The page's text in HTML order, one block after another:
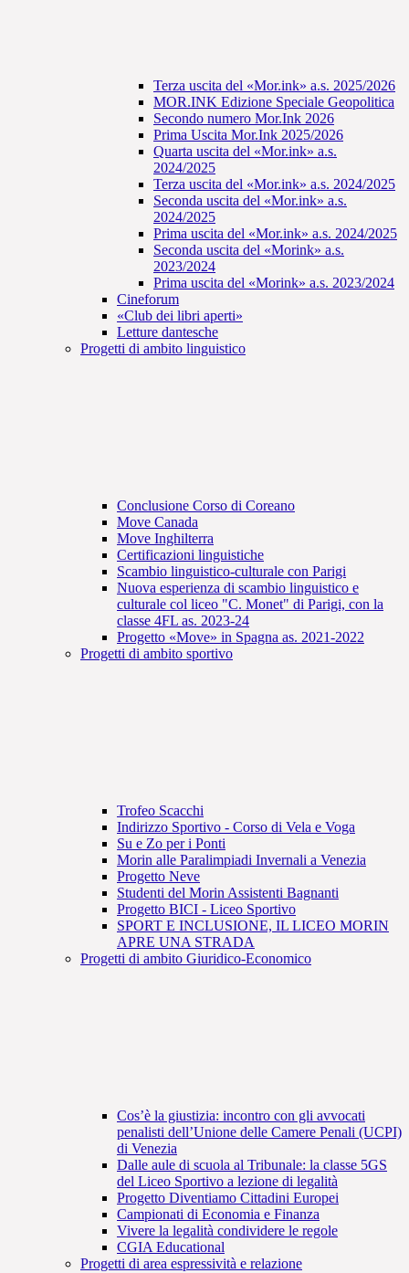
Terza uscita del «Mor.ink» a.s. 2025/2026
MOR.INK Edizione Speciale Geopolitica
Secondo numero Mor.Ink 2026
Prima Uscita Mor.Ink 2025/2026
Quarta uscita del «Mor.ink» a.s.
2024/2025
Terza uscita del «Mor.ink» a.s. 2024/2025
Seconda uscita del «Mor.ink» a.s.
2024/2025
Prima uscita del «Mor.ink» a.s. 2024/2025
Seconda uscita del «Morink» a.s.
2023/2024
Prima uscita del «Morink» a.s. 2023/2024
Cineforum
«Club dei libri aperti»
Letture dantesche
Progetti di ambito linguistico
Conclusione Corso di Coreano
Move Canada
Move Inghilterra
Certificazioni linguistiche
Scambio linguistico-culturale con Parigi
Nuova esperienza di scambio linguistico e
culturale col liceo "C. Monet" di Parigi, con la
classe 4FL as. 2023-24
Progetto «Move» in Spagna as. 2021-2022
Progetti di ambito sportivo
Trofeo Scacchi
Indirizzo Sportivo - Corso di Vela e Voga
Su e Zo per i Ponti
Morin alle Paralimpiadi Invernali a Venezia
Progetto Neve
Studenti del Morin Assistenti Bagnanti
Progetto BICI - Liceo Sportivo
SPORT E INCLUSIONE, IL LICEO MORIN
APRE UNA STRADA
Progetti di ambito Giuridico-Economico
Cos’è la giustizia: incontro con gli avvocati
penalisti dell’Unione delle Camere Penali (UCPI)
di Venezia
Dalle aule di scuola al Tribunale: la classe 5GS
del Liceo Sportivo a lezione di legalità
Progetto Diventiamo Cittadini Europei
Campionati di Economia e Finanza
Vivere la legalità condividere le regole
CGIA Educational
Progetti di area espressività e relazione